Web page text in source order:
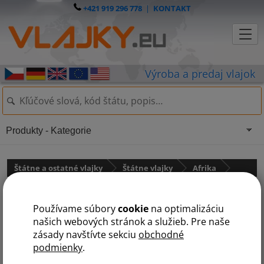
Používame súborycookie na optimalizáciu
našich webových stránok a služieb. Pre naše
zásady navštívte sekciu obchodné
podmienky.
+421 919 296 778| KONTAKT
Štátne a ostatné vlajky Štátne vlajky Afrika
Produkty - Kategorie